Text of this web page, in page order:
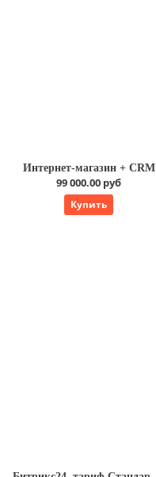
Интернет-магазин + CRM
99 000.00 руб
Купить